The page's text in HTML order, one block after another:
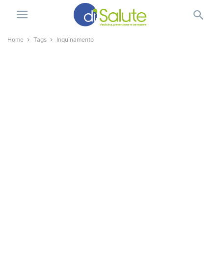
Home Tags Inquinamento